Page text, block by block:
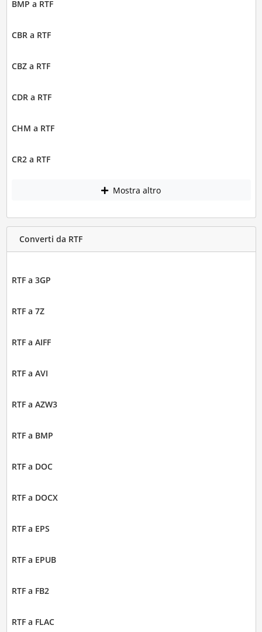
BMP a RTF
CBR a RTF
CBZ a RTF
CDR a RTF
CHM a RTF
CR2 a RTF
Mostra altro
Converti da RTF
RTF a 3GP
RTF a 7Z
RTF a AIFF
RTF a AVI
RTF a AZW3
RTF a BMP
RTF a DOC
RTF a DOCX
RTF a EPS
RTF a EPUB
RTF a FB2
RTF a FLAC